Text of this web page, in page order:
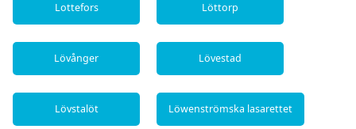
Lottefors Löttorp
Lövånger Lövestad
Lövstalöt Löwenströmska lasarettet